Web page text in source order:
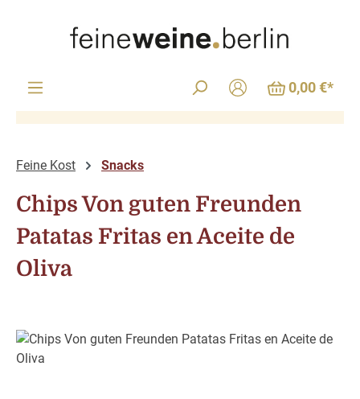
0,00 €*
Feine Kost Snacks
Chips Von guten Freunden
Patatas Fritas en Aceite de
Oliva
Bildergalerie überspringen